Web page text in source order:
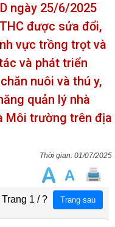
ngày 25/6/2025
được sửa đổi,
vực trồng trọt và
và phát triển
nuôi và thú y,
quản lý nhà
Môi trường trên địa
01/07/2025